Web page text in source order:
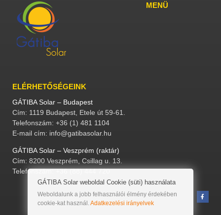
MENÜ
ELÉRHETŐSÉGEINK
GÁTIBA Solar – Budapest
Cím: 1119 Budapest, Etele út 59-61.
Telefonszám: +36 (1) 481 1104
E-mail cím: info@gatibasolar.hu
GÁTIBA Solar – Veszprém (raktár)
Cím: 8200 Veszprém, Csillag u. 13.
Telefonszám: +36 (88) 444 720
GÁTIBA Solar weboldal Cookie (süti) használata
Weboldalunk a jobb felhasználói élmény érdekében
cookie-kat használ.Adatkezelési irányelvek